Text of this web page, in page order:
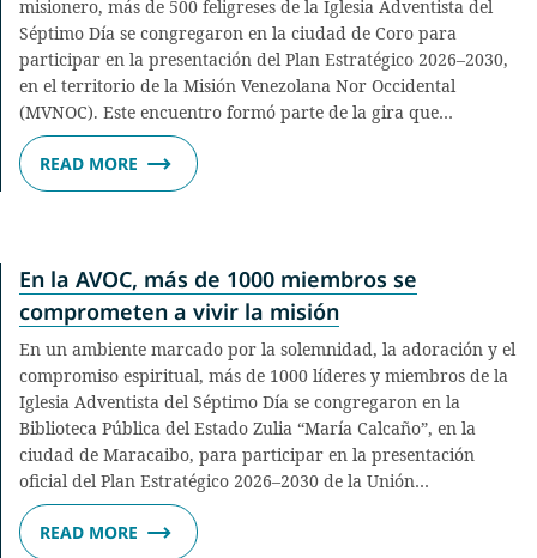
misionero, más de 500 feligreses de la Iglesia Adventista del
Séptimo Día se congregaron en la ciudad de Coro para
participar en la presentación del Plan Estratégico 2026–2030,
en el territorio de la Misión Venezolana Nor Occidental
(MVNOC). Este encuentro formó parte de la gira que…
READ MORE
En la AVOC, más de 1000 miembros se
comprometen a vivir la misión
En un ambiente marcado por la solemnidad, la adoración y el
compromiso espiritual, más de 1000 líderes y miembros de la
Iglesia Adventista del Séptimo Día se congregaron en la
Biblioteca Pública del Estado Zulia “María Calcaño”, en la
ciudad de Maracaibo, para participar en la presentación
oficial del Plan Estratégico 2026–2030 de la Unión…
READ MORE